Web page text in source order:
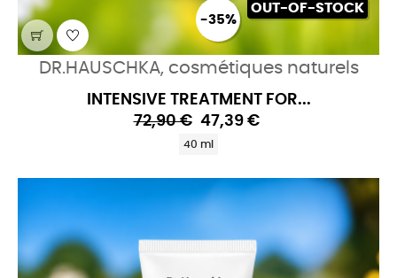
-35%
OUT-OF-STOCK
DR.HAUSCHKA, cosmétiques naturels
INTENSIVE TREATMENT FOR...
72,90 € 47,39 €
40 ml